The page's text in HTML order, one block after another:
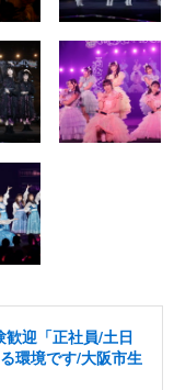
迎「正社員/土日
環境です/大阪市生